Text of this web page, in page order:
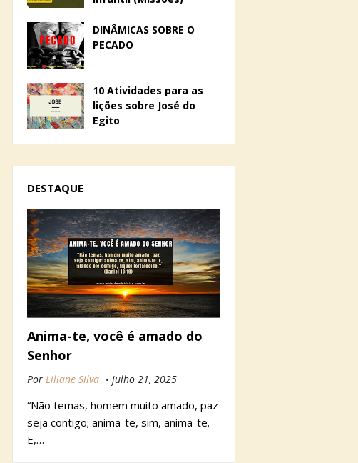
DINÂMICAS SOBRE O
PECADO
10 Atividades para as
lições sobre José do
Egito
DESTAQUE
Anima-te, você é amado do
Senhor
Por Liliane Silva julho 21, 2025
“Não temas, homem muito amado, paz
seja contigo; anima-te, sim, anima-te.
E,…